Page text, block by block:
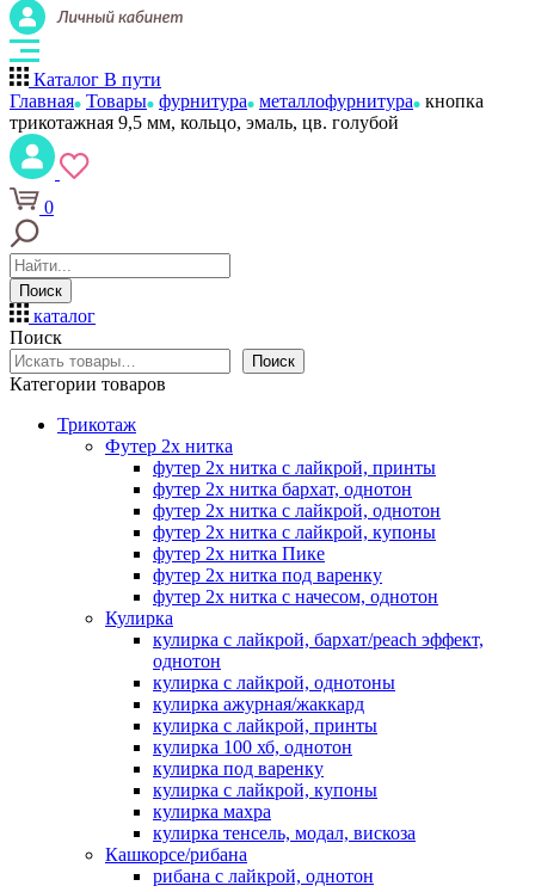
Каталог В пути
Главная Товары фурнитура металлофурнитура
кнопка
трикотажная 9,5 мм, кольцо, эмаль, цв. голубой
0
Поиск
каталог
Поиск
Поиск
Категории товаров
Трикотаж
Футер 2х нитка
футер 2х нитка с лайкрой, принты
футер 2х нитка бархат, однотон
футер 2х нитка с лайкрой, однотон
футер 2х нитка с лайкрой, купоны
футер 2х нитка Пике
футер 2х нитка под варенку
футер 2х нитка с начесом, однотон
Кулирка
кулирка с лайкрой, бархат/peach эффект,
однотон
кулирка с лайкрой, однотоны
кулирка ажурная/жаккард
кулирка с лайкрой, принты
кулирка 100 хб, однотон
кулирка под варенку
кулирка с лайкрой, купоны
кулирка махра
кулирка тенсель, модал, вискоза
Кашкорсе/рибана
рибана с лайкрой, однотон